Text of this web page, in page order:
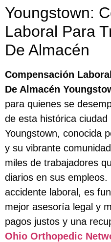
Youngstown:
Laboral Para
De Almacén
Compensación
De Almacén
para quienes se
de esta histórica ciudad
Youngstown, conocida
y su vibrante
miles de trabajadores
diarios en sus
accidente laboral, es
mejor asesoría legal y
pagos justos y una
Ohio Orthopedic